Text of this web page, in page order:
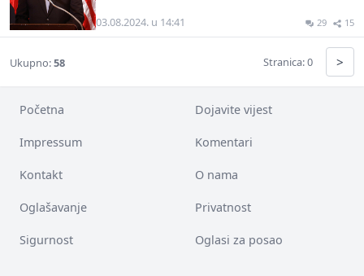
03.08.2024. u 14:41 29 15
Ukupno:58 Stranica: 0 >
Početna Dojavite vijest
Impressum Komentari
Kontakt O nama
Oglašavanje Privatnost
Sigurnost Oglasi za posao